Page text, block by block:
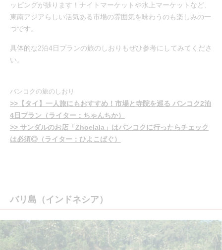
ッピングが捗ります！ナイトマーケットや水上マーケットなど、
東南アジアらしい活気ある市場の雰囲気を味わうのも楽しみの一
つです。
具体的な2泊4日プランの旅のしおりもぜひ参考にしてみてくださ
い。
バンコクの旅のしおり
>>【タイ】一人旅にもおすすめ！市場と寺院を巡る バンコク2泊
4日プラン（ライター：ちゃんちか）
>> サンダルのお店「Zhoelala」はバンコクに行ったらチェック
は必須◎（ライター：ひよこぱぐ）
バリ島（インドネシア）